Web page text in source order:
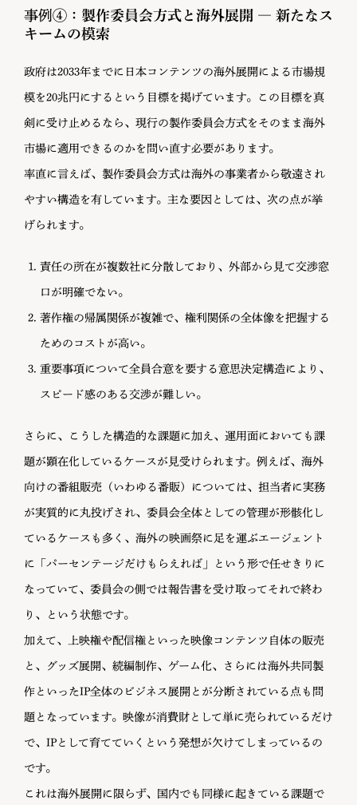
事例④： 製作委員会方式と海外展開 ― 新たなス
キームの模索
政府は2033年までに日本コンテンツの海外展開による市場規
模を20兆円にするという目標を掲げています。この目標を真
剣に受け止めるなら、現行の製作委員会方式をそのまま海外
市場に適用できるのかを問い直す必要があります。
率直に言えば、製作委員会方式は海外の事業者から敬遠され
やすい構造を有しています。主な要因としては、次の点が挙
げられます。
責任の所在が複数社に分散しており、外部から見て交渉窓
口が明確でない。
著作権の帰属関係が複雑で、権利関係の全体像を把握する
ためのコストが高い。
重要事項について全員合意を要する意思決定構造により、
スピード感のある交渉が難しい。
さらに、こうした構造的な課題に加え、運用面においても課
題が顕在化しているケースが見受けられます。例えば、海外
向けの番組販売（いわゆる番販）については、担当者に実務
が実質的に丸投げされ、委員会全体としての管理が形骸化し
ているケースも多く、海外の映画祭に足を運ぶエージェント
に「パーセンテージだけもらえれば」という形で任せきりに
なっていて、委員会の側では報告書を受け取ってそれで終わ
り、という状態です。
加えて、上映権や配信権といった映像コンテンツ自体の販売
と、グッズ展開、続編制作、ゲーム化、さらには海外共同製
作といったIP全体のビジネス展開とが分断されている点も問
題となっています。映像が消費財として単に売られているだけ
で、IPとして育てていくという発想が欠けてしまっているの
です。
これは海外展開に限らず、国内でも同様に起きている課題で